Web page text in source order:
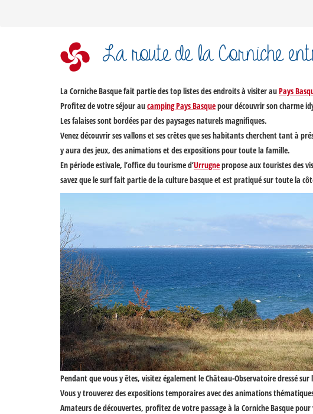
La route de la Corniche
La Corniche Basquefait partie des top listes des endroits à visiter auPays
Profitez de votre séjour aucamping Pays Basquepour découvrir son charme
Les falaises sont bordées par des paysages naturels magnifiques.
Venez découvrir ses vallons et ses crêtes que ses habitants cherchent tant à
y aura des jeux, des animations et des expositions pour toute la famille.
En période estivale, l’office du tourisme d’Urrugnepropose aux touristes des
savez que le surf fait partie de la culture basque et est pratiqué sur toute la
Pendant que vous y êtes, visitez également le Château-Observatoire dressé
Vous y trouverez des expositions temporaires avec des animations
Amateurs de découvertes, profitez de votre passage à la Corniche Basquepour